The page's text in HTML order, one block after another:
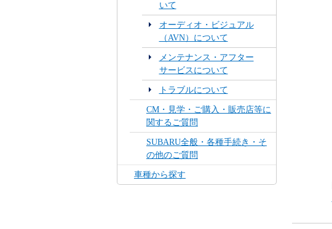
いて
オーディオ・ビジュアル
（AVN）について
メンテナンス・アフター
サービスについて
トラブルについて
CM・見学・ご購入・販売店等に
関するご質問
SUBARU全般・各種手続き・そ
の他のご質問
車種から探す